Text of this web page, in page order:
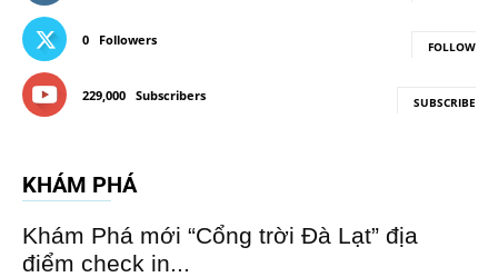
0 Followers FOLLOW
229,000 Subscribers SUBSCRIBE
KHÁM PHÁ
Khám Phá mới “Cổng trời Đà Lạt” địa
điểm check in...